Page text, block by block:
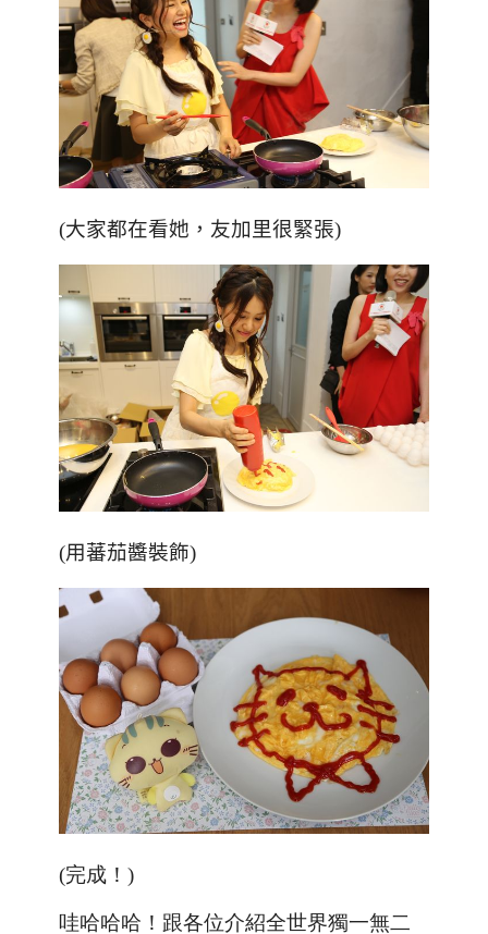
(大家都在看她，友加里很緊張)
(用蕃茄醬裝飾)
(完成！)
哇哈哈哈！跟各位介紹全世界獨一無二